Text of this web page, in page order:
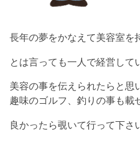
長年の夢をかなえて美容室を
とは言っても一人で経営して
美容の事を伝えられたらと思
趣味のゴルフ、釣りの事も載
良かったら覗いて行って下さ